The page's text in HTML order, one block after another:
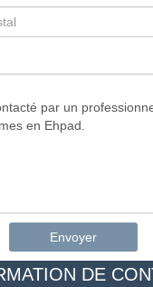
Envoyer
DE